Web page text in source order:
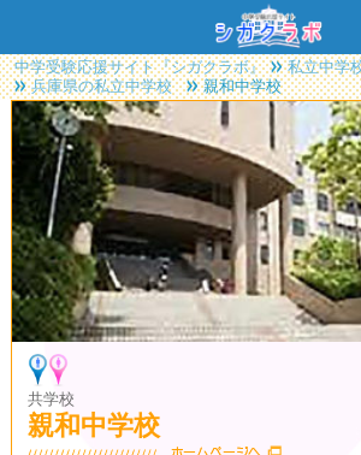
中学受験応援サイト『シガクラボ』
私立中学
兵庫県の私立中学校
親和中学校
共学校
親和中学校